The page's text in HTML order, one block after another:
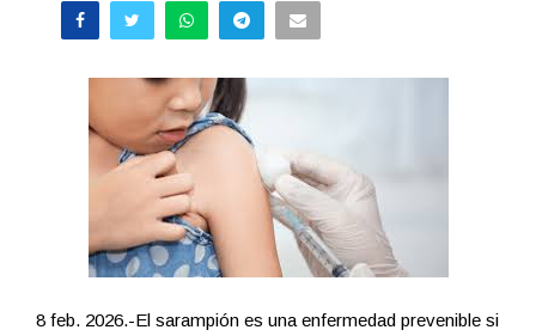
8 feb. 2026.-El sarampión es una enfermedad prevenible si